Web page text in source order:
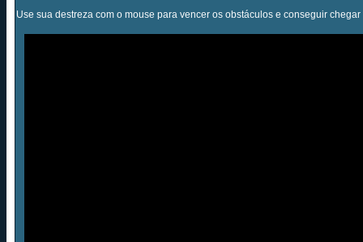
Use sua destreza com o mouse para vencer os obstáculos e conseguir